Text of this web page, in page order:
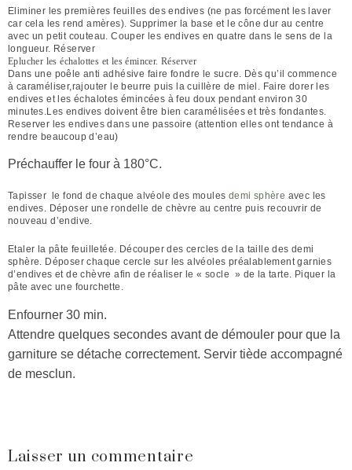
Eliminer les premières feuilles des endives (ne pas forcément les laver
car cela les rend amères). Supprimer la base et le cône dur au centre
avec un petit couteau. Couper les endives en quatre dans le sens de la
longueur. Réserver
Eplucher les échalottes et les émincer. Réserver
Dans une poêle anti adhésive faire fondre le sucre. Dès qu’il commence
à caraméliser,rajouter le beurre puis la cuillère de miel. Faire dorer les
endives et les échalotes émincées à feu doux pendant environ 30
minutes.Les endives doivent être bien caramélisées et très fondantes.
Reserver les endives dans une passoire (attention elles ont tendance à
rendre beaucoup d’eau)
Préchauffer le four à 180°C.
Tapisser le fond de chaque alvéole des moules demi sphère avec les
endives. Déposer une rondelle de chèvre au centre puis recouvrir de
nouveau d’endive.
Etaler la pâte feuilletée. Découper des cercles de la taille des demi
sphère. Déposer chaque cercle sur les alvéoles préalablement garnies
d’endives et de chèvre afin de réaliser le « socle » de la tarte. Piquer la
pâte avec une fourchette.
Enfourner 30 min.
Attendre quelques secondes avant de démouler pour que la
garniture se détache correctement. Servir tiède accompagné
de mesclun.
Laisser un commentaire